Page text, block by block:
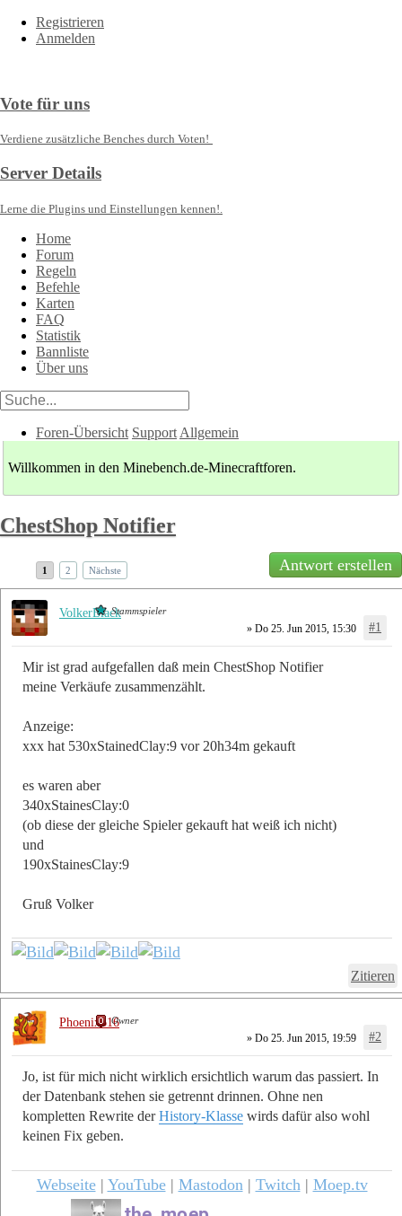
Registrieren
Anmelden
Vote für uns
Verdiene zusätzliche Benches durch Voten!
Server Details
Lerne die Plugins und Einstellungen kennen!.
Home
Forum
Regeln
Befehle
Karten
FAQ
Statistik
Bannliste
Über uns
Foren-Übersicht Support Allgemein
Willkommen in den Minebench.de-Minecraftforen.
ChestShop Notifier
1 2 Nächste Antwort erstellen
» Do 25. Jun 2015, 15:30 #1
Mir ist grad aufgefallen daß mein ChestShop Notifier
meine Verkäufe zusammenzählt.
Anzeige:
xxx hat 530xStainedClay:9 vor 20h34m gekauft
es waren aber
340xStainesClay:0
(ob diese der gleiche Spieler gekauft hat weiß ich nicht)
und
190xStainesClay:9
Gruß Volker
Zitieren
VolkerBlackStammspieler
» Do 25. Jun 2015, 19:59 #2
Jo, ist für mich nicht wirklich ersichtlich warum das passiert. In
der Datenbank stehen sie getrennt drinnen. Ohne nen
kompletten Rewrite derHistory-Klasse wirds dafür also wohl
keinen Fix geben.
Webseite| YouTube| Mastodon | Twitch | Moep.tv
Phoenix616Owner